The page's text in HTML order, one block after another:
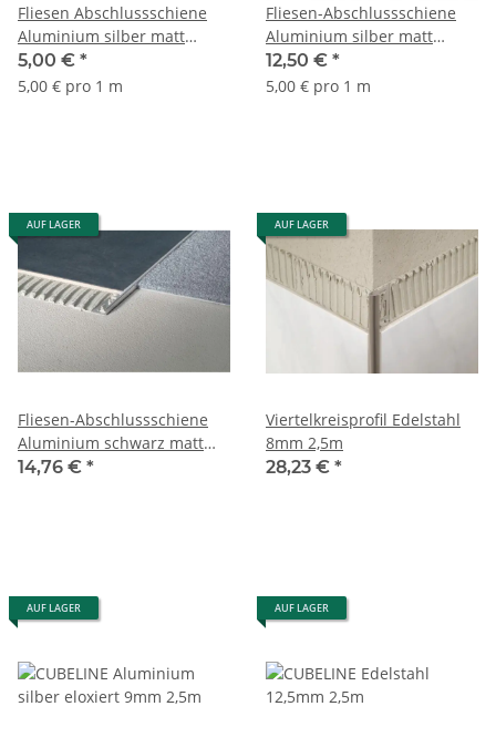
Fliesen Abschlussschiene
Aluminium silber matt
eloxiert 10mm 1m
5,00 € *
5,00 € pro 1 m
Fliesen-Abschlussschiene
Aluminium silber matt
eloxiert 8mm 2,5m
12,50 € *
5,00 € pro 1 m
AUF LAGER
Fliesen-Abschlussschiene
Aluminium schwarz matt
eloxiert 10mm 2,5m
14,76 € *
AUF LAGER
Viertelkreisprofil Edelstahl
8mm 2,5m
28,23 € *
AUF LAGER AUF LAGER